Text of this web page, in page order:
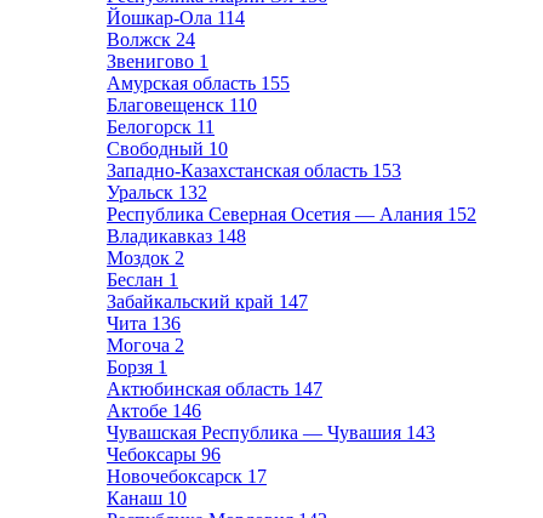
Йошкар-Ола 114
Волжск 24
Звенигово 1
Амурская область 155
Благовещенск 110
Белогорск 11
Свободный 10
Западно-Казахстанская область 153
Уральск 132
Республика Северная Осетия — Алания 152
Владикавказ 148
Моздок 2
Беслан 1
Забайкальский край 147
Чита 136
Могоча 2
Борзя 1
Актюбинская область 147
Актобе 146
Чувашская Республика — Чувашия 143
Чебоксары 96
Новочебоксарск 17
Канаш 10